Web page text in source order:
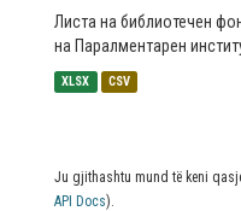
Листа на библиотечен
на Паралментарен
XLSX CSV
Ju gjithashtu mund të keni
API Docs).